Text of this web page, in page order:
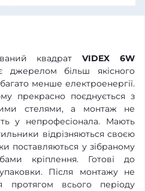
квадратVIDEX 6W
більш якісного
менше електроенергії.
прекрасно поєднується з
стелями, а монтаж не
у непрофесіонала. Мають
відрізняються своєю
поставляються у зібраному
кріплення. Готові до
Після монтажу не
протягом всього періоду